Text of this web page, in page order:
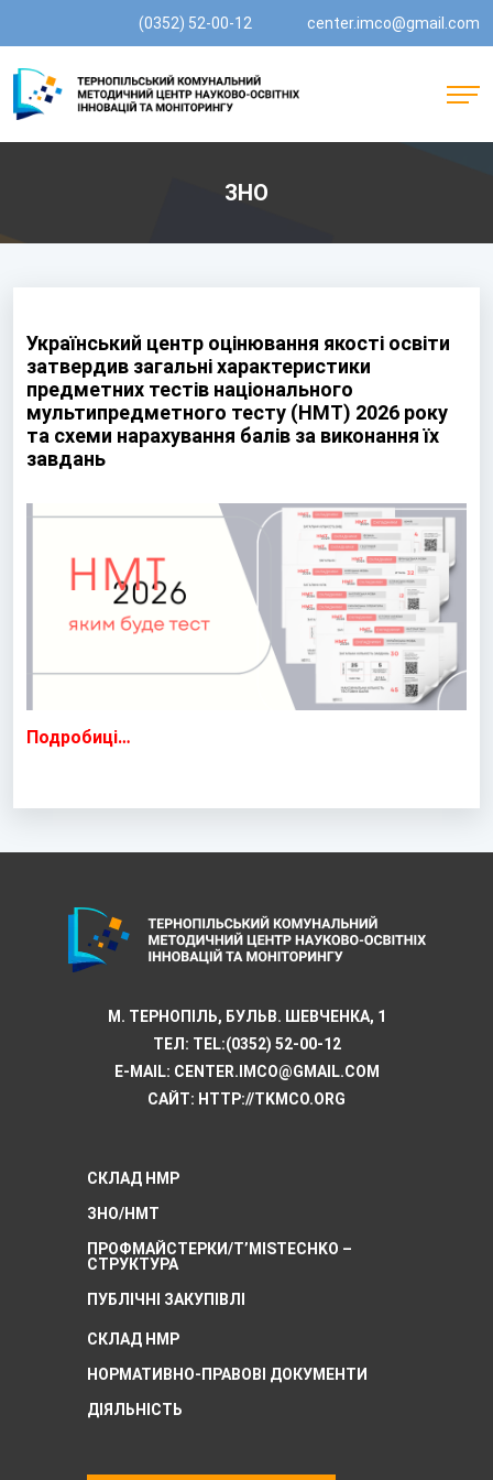
(0352) 52-00-12 center.imco@gmail.com
ЗНО
Український центр оцінювання якості освіти
затвердив загальні характеристики
предметних тестів національного
мультипредметного тесту (НМТ) 2026 року
та схеми нарахування балів за виконання їх
завдань
Подробиці…
М. ТЕРНОПІЛЬ, БУЛЬВ. ШЕВЧЕНКА, 1
ТЕЛ: TEL:(0352) 52-00-12
E-MAIL: CENTER.IMCO@GMAIL.COM
САЙТ: HTTP://TKMCО.ORG
СКЛАД НМР
НОРМАТИВНО-ПРАВОВІ ДОКУМЕНТИ
ДІЯЛЬНІСТЬ
СКЛАД НМР
ЗНО/НМТ
ПРОФМАЙСТЕРКИ/T’MISTECHKO –
CТРУКТУРА
ПУБЛІЧНІ ЗАКУПІВЛІ